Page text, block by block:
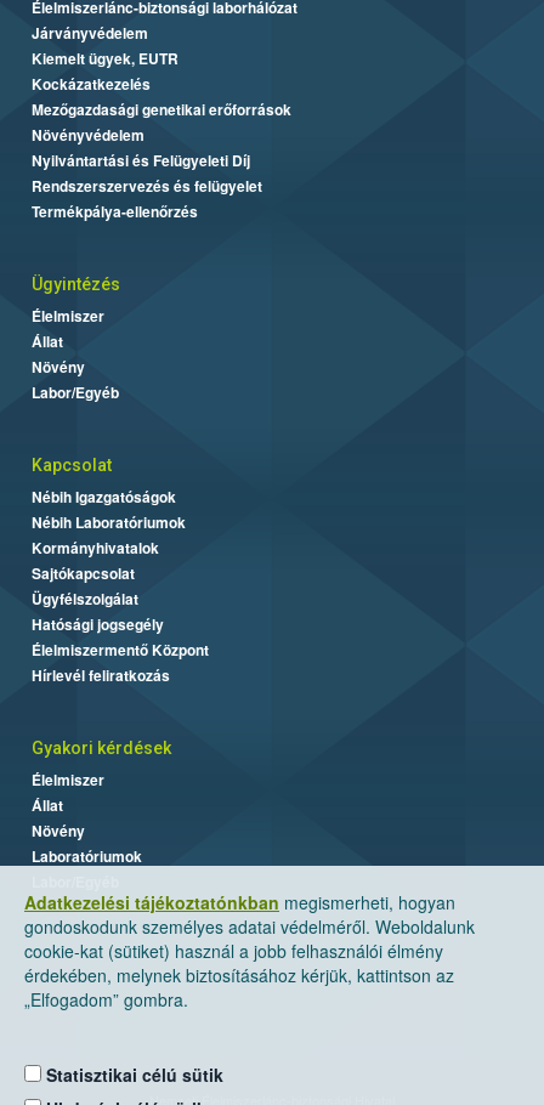
Adatkezelési tájékoztatónkban megismerheti, hogyan
gondoskodunk személyes adatai védelméről. Weboldalunk
cookie-kat (sütiket) használ a jobb felhasználói élmény
érdekében, melynek biztosításához kérjük, kattintson az
„Elfogadom” gombra.
Statisztikai célú sütik
Élelmiszerlánc-biztonsági laborhálózat
Járványvédelem
Kiemelt ügyek, EUTR
Kockázatkezelés
Mezőgazdasági genetikai erőforrások
Növényvédelem
Nyilvántartási és Felügyeleti Díj
Rendszerszervezés és felügyelet
Termékpálya-ellenőrzés
Ügyintézés
Élelmiszer
Állat
Növény
Labor/Egyéb
Kapcsolat
Nébih Igazgatóságok
Nébih Laboratóriumok
Kormányhivatalok
Sajtókapcsolat
Ügyfélszolgálat
Hatósági jogsegély
Élelmiszermentő Központ
Hírlevél feliratkozás
Gyakori kérdések
Élelmiszer
Állat
Növény
Laboratóriumok
Nemzeti Élelmiszerlánc-biztonsági Hivatal